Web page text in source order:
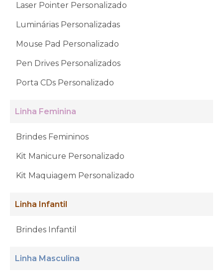
Laser Pointer Personalizado
Luminárias Personalizadas
Mouse Pad Personalizado
Pen Drives Personalizados
Porta CDs Personalizado
Linha Feminina
Brindes Femininos
Kit Manicure Personalizado
Kit Maquiagem Personalizado
Linha Infantil
Brindes Infantil
Linha Masculina